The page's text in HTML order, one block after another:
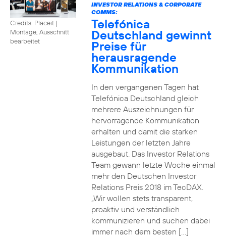
Credits: Placeit |
Montage, Ausschnitt
bearbeitet
INVESTOR RELATIONS & CORPORATE
COMMS:
Telefónica
Deutschland gewinnt
Preise für
herausragende
Kommunikation
In den vergangenen Tagen hat
Telefónica Deutschland gleich
mehrere Auszeichnungen für
hervorragende Kommunikation
erhalten und damit die starken
Leistungen der letzten Jahre
ausgebaut. Das Investor Relations
Team gewann letzte Woche einmal
mehr den Deutschen Investor
Relations Preis 2018 im TecDAX.
„Wir wollen stets transparent,
proaktiv und verständlich
kommunizieren und suchen dabei
immer nach dem besten […]